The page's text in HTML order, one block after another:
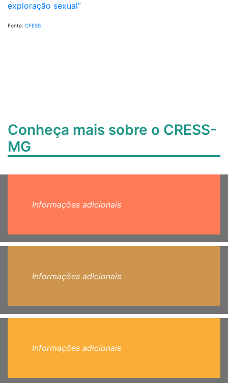
exploração sexual”
Fonte: CFESS
Conheça mais sobre o CRESS-
MG
Informações adicionais
Informações adicionais
Informações adicionais